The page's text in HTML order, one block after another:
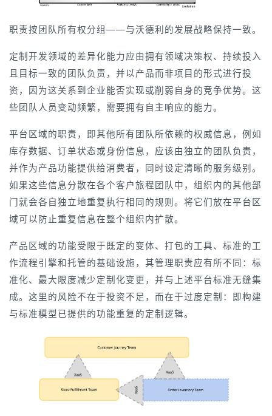
职责按团队所有权分组——与沃德利的发展战略保持一致。
定制开发领域的差异化能力应由拥有领域决策权、持续投入
且目标一致的团队负责，并以产品而非项目的形式进行投
资，因为这关系到企业能否实现或削弱自身的竞争优势。这
些团队人员变动频繁，需要拥有自主响应的能力。
平台区域的职责，即其他所有团队所依赖的权威信息，例如
库存数据、订单状态或身份信息，应该由独立的团队负责，
并作为产品功能提供给消费者，同时设定清晰的服务级别。
如果这些信息分散在各个客户旅程团队中，组织内的其他部
门就会各自独立地重复执行相同的规则。将它们放在平台区
域可以防止重复信息在整个组织内扩散。
产品区域的功能受限于既定的变体、打包的工具、标准的工
作流程引擎和托管的基础设施，其管理职责应有所不同：标
准化、最大限度减少定制化变更，并与上述平台标准无缝集
成。这里的风险不在于投资不足，而在于过度定制：即构建
与标准模型已提供的功能重复的定制逻辑。